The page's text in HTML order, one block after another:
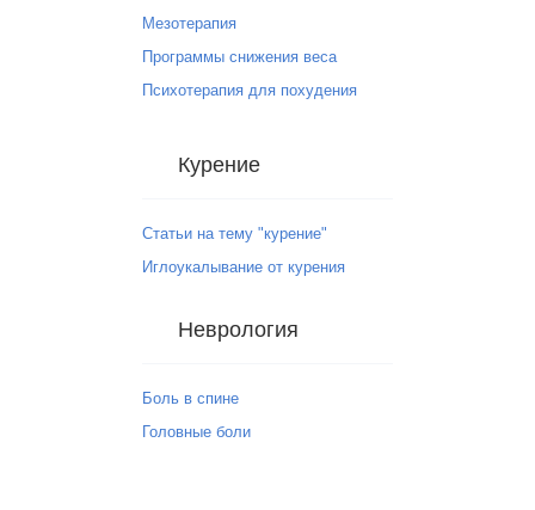
Мезотерапия
Программы снижения веса
Психотерапия для похудения
Курение
Статьи на тему "курение"
Иглоукалывание от курения
Неврология
Боль в спине
Головные боли